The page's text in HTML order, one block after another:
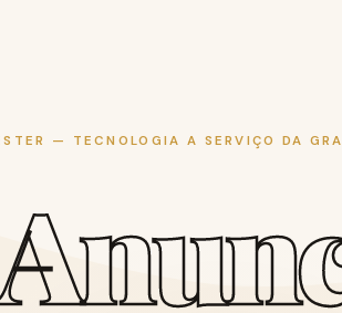
— TECNOLOGIA A SERVIÇO DA
nun